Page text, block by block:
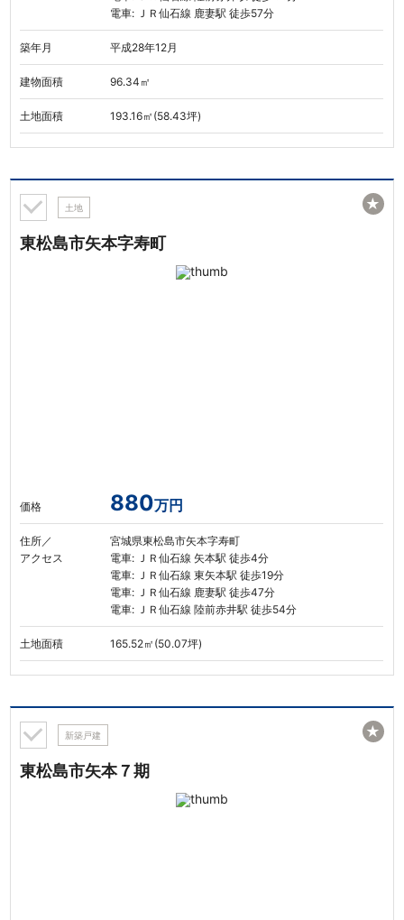
電車: ＪＲ仙石線 鹿妻駅 徒歩57分
築年月 平成28年12月
建物面積 96.34㎡
土地面積 193.16㎡(58.43坪)
土地
東松島市矢本字寿町
価格 880万円
住所／
アクセス
宮城県東松島市矢本字寿町
電車: ＪＲ仙石線 矢本駅 徒歩4分
電車: ＪＲ仙石線 東矢本駅 徒歩19分
電車: ＪＲ仙石線 鹿妻駅 徒歩47分
電車: ＪＲ仙石線 陸前赤井駅 徒歩54分
土地面積 165.52㎡(50.07坪)
★
新築戸建
東松島市矢本７期
★